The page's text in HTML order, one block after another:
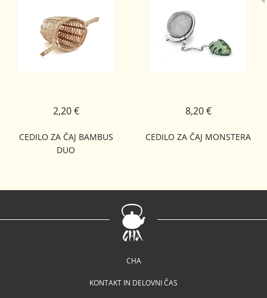
CEDILO ZA ČAJ BAMBUS
DUO
2,20 €
CEDILO ZA ČAJ MONSTERA
8,20 €
CHA
KONTAKT IN DELOVNI ČAS